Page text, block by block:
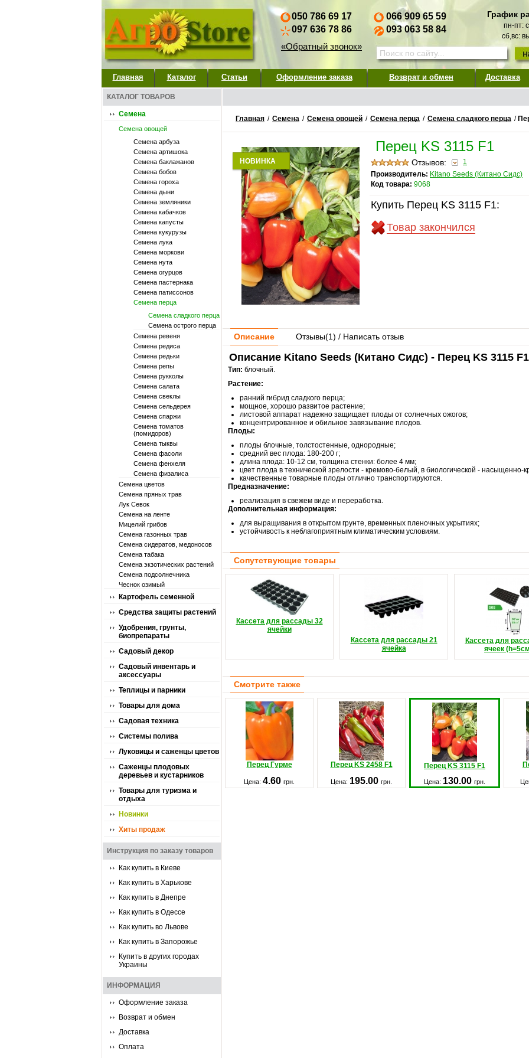
050 786 69 17
097 636 78 86
«Обратный звонок»
066 909 65 59
093 063 58 84
График
пн-пт:
сб,вс:
Главная Каталог Статьи Оформление заказа Возврат и обмен Доставка
КАТАЛОГ ТОВАРОВ
Семена
Семена овощей
Семена арбуза
Семена артишока
Семена баклажанов
Семена бобов
Семена гороха
Семена дыни
Семена земляники
Семена кабачков
Семена капусты
Семена кукурузы
Семена лука
Семена моркови
Семена нута
Семена огурцов
Семена пастернака
Семена патиссонов
Семена перца
Семена сладкого перца
Семена острого перца
Семена ревеня
Семена редиса
Семена редьки
Семена репы
Семена рукколы
Семена салата
Семена свеклы
Семена сельдерея
Семена спаржи
Семена томатов
(помидоров)
Семена тыквы
Семена фасоли
Семена фенхеля
Семена физалиса
Семена цветов
Семена пряных трав
Лук Севок
Семена на ленте
Мицелий грибов
Семена газонных трав
Семена сидератов, медоносов
Семена табака
Семена экзотических растений
Семена подсолнечника
Чеснок озимый
Картофель семенной
Средства защиты растений
Удобрения, грунты,
биопрепараты
Садовый декор
Садовый инвентарь и
аксессуары
Теплицы и парники
Товары для дома
Садовая техника
Системы полива
Луковицы и саженцы цветов
Саженцы плодовых
деревьев и кустарников
Товары для туризма и
отдыха
Новинки
Хиты продаж
Инструкция по заказу товаров
Как купить в Киеве
Как купить в Харькове
Как купить в Днепре
Как купить в Одессе
Как купить во Львове
Как купить в Запорожье
Купить в других городах
Украины
ИНФОРМАЦИЯ
Оформление заказа
Возврат и обмен
Доставка
Оплата
Главная / Семена / Семена овощей / Семена перца / Семена сладкого перца /
НОВИНКА
Перец KS 3115 F1
Отзывов:
1
Производитель: Kitano Seeds (Китано Сидс)
Код товара: 9068
Купить Перец KS 3115 F1:
Товар закончился
Описание Отзывы(1) / Написать отзыв
Описание Kitano Seeds (Китано Сидс) - Перец KS 3115
Тип: блочный.
Растение:
ранний гибрид сладкого перца;
мощное, хорошо развитое растение;
листовой аппарат надежно защищает плоды от солнечных ожогов;
концентрированное и обильное завязывание плодов.
Плоды:
плоды блочные, толстостенные, однородные;
средний вес плода: 180-200 г;
длина плода: 10-12 см, толщина стенки: более 4 мм;
цвет плода в технической зрелости - кремово-белый, в биологической - насыщенно-
качественные товарные плоды отлично транспортируются.
Предназначение:
реализация в свежем виде и переработка.
Дополнительная информация:
для выращивания в открытом грунте, временных пленочных укрытиях;
устойчивость к неблагоприятным климатическим условиям.
Сопутствующие товары
Кассета для рассады 32
ячейки
Кассета для рассады 21
ячейка
Кассета для
ячеек
Смотрите также
Перец Гурме Перец KS 2458 F1 Перец KS 3115 F1
Цена: 4.60 грн. Цена: 195.00 грн. Цена: 130.00 грн.